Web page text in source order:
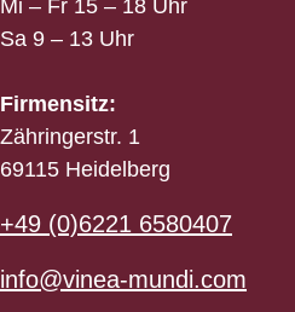
Mi – Fr 15 – 18 Uhr
Sa 9 – 13 Uhr
Firmensitz:
Zähringerstr. 1
69115 Heidelberg
+49 (0)6221 6580407
info@vinea-mundi.com